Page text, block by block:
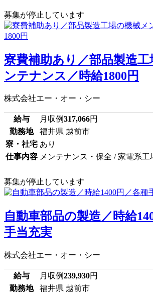
募集が停止しています
寮費補助あり／部品製造工
ンテナンス／時給1800円
株式会社エー・オー・シー
給与 月収例317,066円
勤務地
福井県 越前市
寮・社宅 あり
仕事内容 メンテナンス・保全 / 家電系工
募集が停止しています
自動車部品の製造／時給
手当充実
株式会社エー・オー・シー
給与 月収例239,930円
勤務地
福井県 越前市